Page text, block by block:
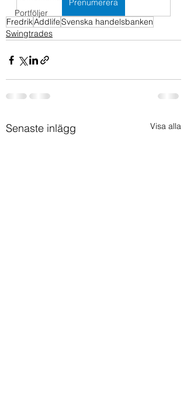
Portföljer
Prenumerera
FredrikAddlifeSvenska handelsbanken
Swingtrades
Senaste inlägg Visa alla